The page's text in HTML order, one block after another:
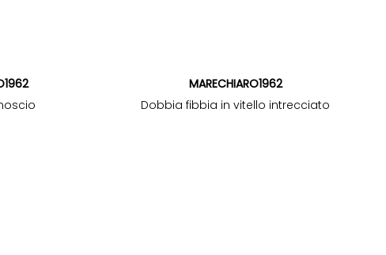
MARECHIARO1962
Dobbia fibbia in vitello intrecciato